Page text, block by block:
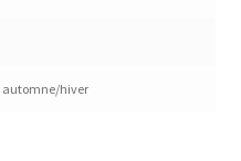
automne/hiver